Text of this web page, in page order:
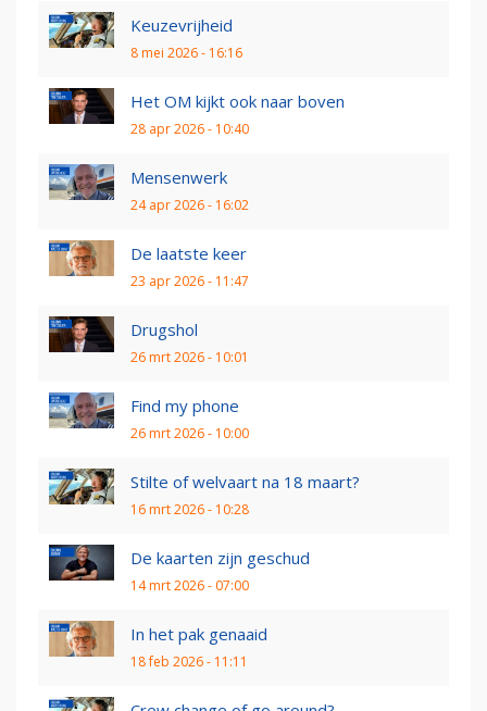
Keuzevrijheid
8 mei 2026 - 16:16
Het OM kijkt ook naar boven
28 apr 2026 - 10:40
Mensenwerk
24 apr 2026 - 16:02
De laatste keer
23 apr 2026 - 11:47
Drugshol
26 mrt 2026 - 10:01
Find my phone
26 mrt 2026 - 10:00
Stilte of welvaart na 18 maart?
16 mrt 2026 - 10:28
De kaarten zijn geschud
14 mrt 2026 - 07:00
In het pak genaaid
18 feb 2026 - 11:11